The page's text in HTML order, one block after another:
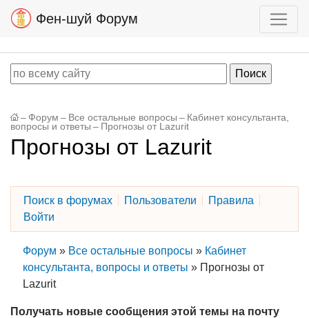
Фен-шуй Форум
– Форум – Все остальные вопросы – Кабинет консультанта,
вопросы и ответы – Прогнозы от Lazurit
Прогнозы от Lazurit
Поиск в форумах Пользователи
Правила
Войти
Форум » Все остальные вопросы » Кабинет
консультанта, вопросы и ответы » Прогнозы от
Lazurit
Получать новые сообщения этой темы на почту